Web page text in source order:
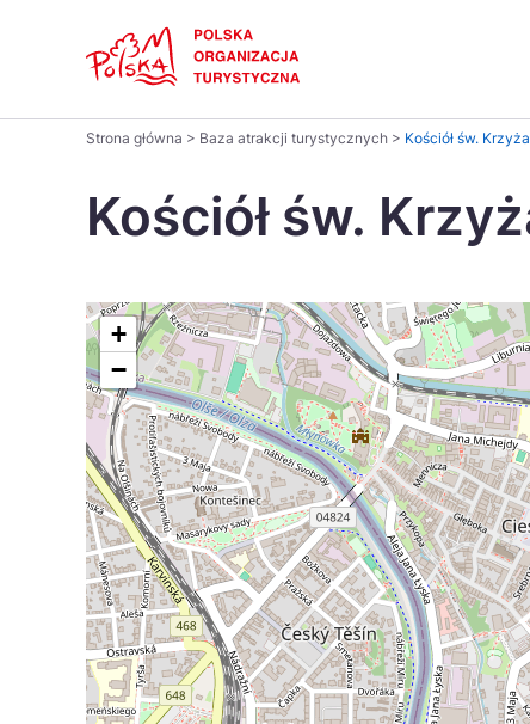
Parki narodowe
na
stronie
Português
Україна
Strona główna > Baza atrakcji turystycznych > Kościół św.
Kościół św.
+
−